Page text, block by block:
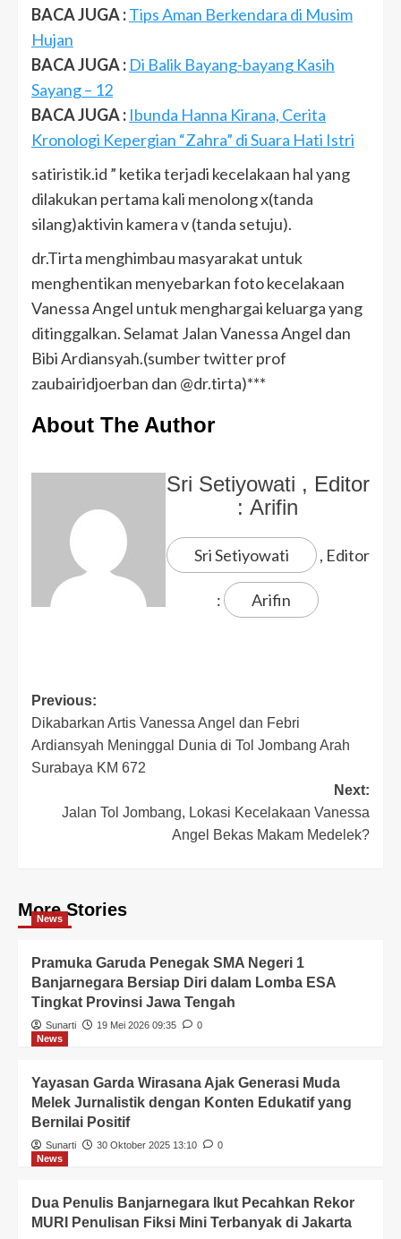
BACA JUGA :Tips Aman Berkendara di Musim
Hujan
BACA JUGA : Di Balik Bayang-bayang Kasih
Sayang – 12
BACA JUGA : Ibunda Hanna Kirana, Cerita
Kronologi Kepergian “Zahra” di Suara Hati Istri
satiristik.id ” ketika terjadi kecelakaan hal yang
dilakukan pertama kali menolong x(tanda
silang)aktivin kamera v (tanda setuju).
dr.Tirta menghimbau masyarakat untuk
menghentikan menyebarkan foto kecelakaan
Vanessa Angel untuk menghargai keluarga yang
ditinggalkan. Selamat Jalan Vanessa Angel dan
Bibi Ardiansyah.(sumber twitter prof
zaubairidjoerban dan @dr.tirta)***
About The Author
Sri Setiyowati , Editor
: Arifin
Sri Setiyowati , Editor
: Arifin
Previous:
Dikabarkan Artis Vanessa Angel dan Febri
Ardiansyah Meninggal Dunia di Tol Jombang Arah
Surabaya KM 672
Next:
Jalan Tol Jombang, Lokasi Kecelakaan Vanessa
Angel Bekas Makam Medelek?
More Stories
News
Pramuka Garuda Penegak SMA Negeri 1
Banjarnegara Bersiap Diri dalam Lomba ESA
Tingkat Provinsi Jawa Tengah
Sunarti 19 Mei 2026 09:35
0
News
Yayasan Garda Wirasana Ajak Generasi Muda
Melek Jurnalistik dengan Konten Edukatif yang
Bernilai Positif
Sunarti 30 Oktober 2025 13:10
0
News
Dua Penulis Banjarnegara Ikut Pecahkan Rekor
MURI Penulisan Fiksi Mini Terbanyak di Jakarta